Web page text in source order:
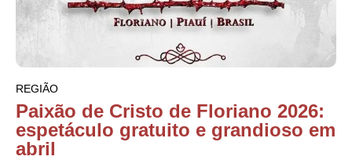
REGIÃO
Paixão de Cristo de Floriano 2026:
espetáculo gratuito e grandioso em
abril